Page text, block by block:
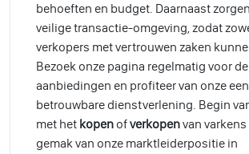
behoeften en budget. Daarnaast
veilige transactie-omgeving, zodat
verkopers met vertrouwen zaken
Bezoek onze pagina regelmatig voor
aanbiedingen en profiteer van onze
betrouwbare dienstverlening. Begin
met het kopen ofverkopenvan
gemak van onze marktleiderpositie in